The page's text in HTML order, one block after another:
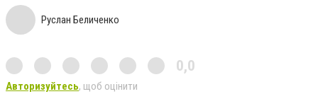
Руслан Беличенко
0,0
Авторизуйтесь, щоб оцінити